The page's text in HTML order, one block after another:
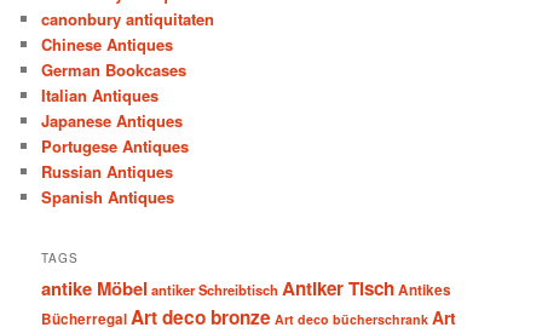
canonbury antiquitaten
Chinese Antiques
German Bookcases
Italian Antiques
Japanese Antiques
Portugese Antiques
Russian Antiques
Spanish Antiques
TAGS
antike Möbel antiker Schreibtisch Antiker TischAntikes
BücherregalArt deco bronze Art deco bücherschrank Art